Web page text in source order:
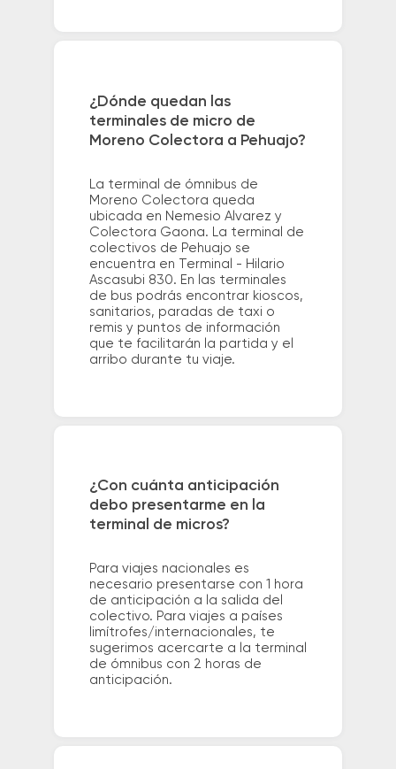
¿Dónde quedan las
terminales de micro de
Moreno Colectora a Pehuajo?
La terminal de ómnibus de
Moreno Colectora queda
ubicada en Nemesio Alvarez y
Colectora Gaona. La terminal de
colectivos de Pehuajo se
encuentra en Terminal - Hilario
Ascasubi 830. En las terminales
de bus podrás encontrar kioscos,
sanitarios, paradas de taxi o
remis y puntos de información
que te facilitarán la partida y el
arribo durante tu viaje.
¿Con cuánta anticipación
debo presentarme en la
terminal de micros?
Para viajes nacionales es
necesario presentarse con 1 hora
de anticipación a la salida del
colectivo. Para viajes a países
limítrofes/internacionales, te
sugerimos acercarte a la terminal
de ómnibus con 2 horas de
anticipación.